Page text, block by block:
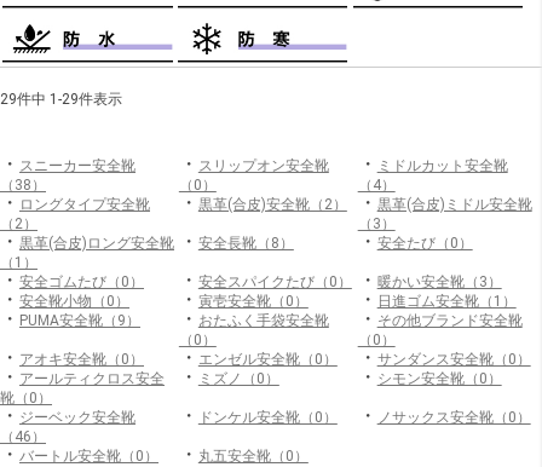
29件中 1-29件表示
・ スニーカー安全靴
（38）
・ スリップオン安全靴
（0）
・
ミドルカット安全靴
（4）
・ ロングタイプ安全靴
（2）
・ 黒革(合皮)安全靴（2） ・ 黒革(合皮)ミドル安全靴
（3）
・ 黒革(合皮)ロング安全靴
（1）
・ 安全長靴（8） ・ 安全たび（0）
・ 安全ゴムたび（0） ・ 安全スパイクたび（0） ・ 暖かい安全靴（3）
・ 安全靴小物（0） ・ 寅壱安全靴（0） ・ 日進ゴム安全靴（1）
・ PUMA安全靴（9） ・ おたふく手袋安全靴
（0）
・ その他ブランド安全靴
（0）
・ アオキ安全靴（0） ・ エンゼル安全靴（0） ・ サンダンス安全靴（0）
・ アールティクロス安全
靴（0）
・ ミズノ（0） ・ シモン安全靴（0）
・ ジーベック安全靴
（46）
・ ドンケル安全靴（0） ・ ノサックス安全靴（0）
・ バートル安全靴（0） ・ 丸五安全靴（0）